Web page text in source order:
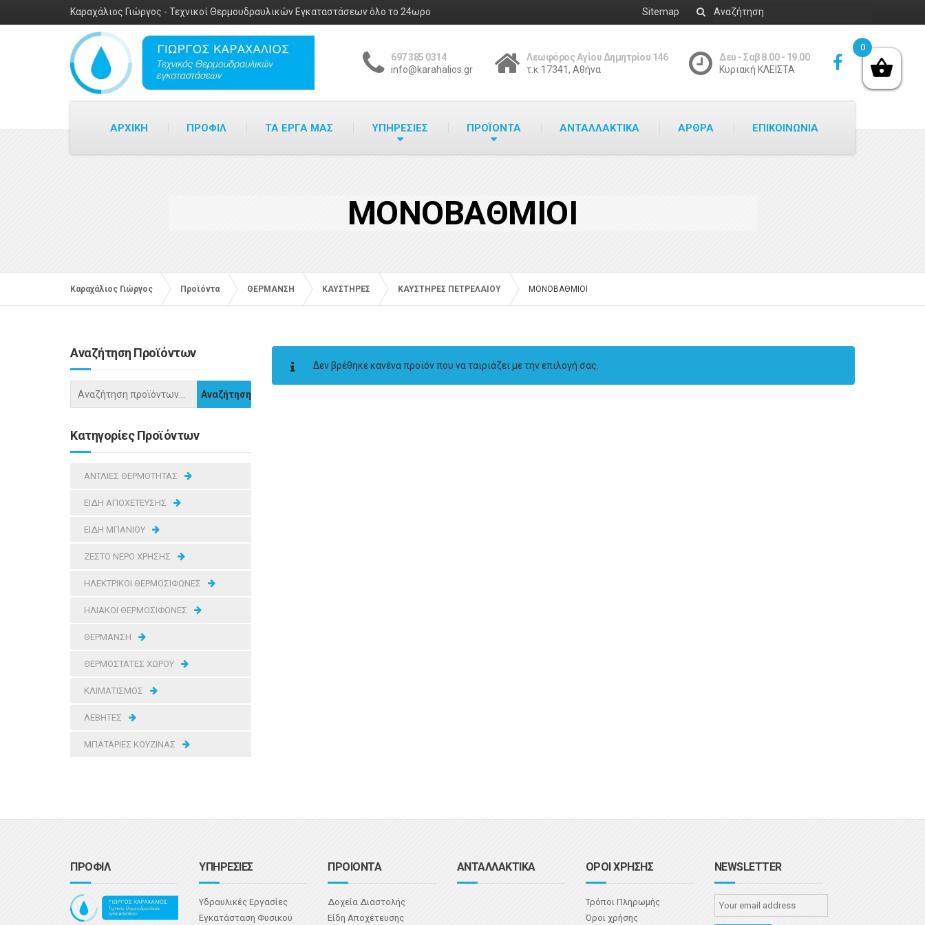
Καραχάλιος Γιώργος - Τεχνικοί Θερμουδραυλικών Εγκαταστάσεων όλο το 24ωρο Sitemap
697 385 0314
info@karahalios.gr
Λεωφόρος Αγίου Δημητρίου 146
τ.κ 17341, Αθήνα
Δευ - Σαβ 8.00 - 19.00
Κυριακή ΚΛΕΙΣΤΑ
ΑΡΧΙΚΗ ΠΡΟΦΙΛ ΤΑ ΕΡΓΑ ΜΑΣ ΥΠΗΡΕΣΙΕΣ ΠΡΟΪΟΝΤΑ ΑΝΤΑΛΛΑΚΤΙΚΑ ΑΡΘΡΑ ΕΠΙΚΟΙΝΩΝΙΑ
ΜΟΝΟΒΑΘΜΙΟΙ
Καραχάλιος Γιώργος Προϊόντα ΘΕΡΜΑΝΣΗ ΚΑΥΣΤΗΡΕΣ ΚΑΥΣΤΗΡΕΣ ΠΕΤΡΕΛΑΙΟΥ ΜΟΝΟΒΑΘΜΙΟΙ
Δεν βρέθηκε κανένα προϊόν που να ταιριάζει με την επιλογή σας.
Αναζήτηση Προϊόντων
Κατηγορίες Προϊόντων
ΑΝΤΛΙΕΣ ΘΕΡΜΟΤΗΤΑΣ
ΕΙΔΗ ΑΠΟΧΕΤΕΥΣΗΣ
ΕΙΔΗ ΜΠΑΝΙΟΥ
ΖΕΣΤΟ ΝΕΡΟ ΧΡΗΣΗΣ
ΗΛΕΚΤΡΙΚΟΙ ΘΕΡΜΟΣΙΦΩΝΕΣ
ΗΛΙΑΚΟΙ ΘΕΡΜΟΣΙΦΩΝΕΣ
ΘΕΡΜΑΝΣΗ
ΘΕΡΜΟΣΤΑΤΕΣ ΧΩΡΟΥ
ΚΛΙΜΑΤΙΣΜΟΣ
ΛΕΒΗΤΕΣ
ΜΠΑΤΑΡΙΕΣ ΚΟΥΖΙΝΑΣ
ΠΡΟΦΙΛ ΥΠΗΡΕΣΙΕΣ
Υδραυλικές Εργασίες
Εγκατάσταση Φυσικού
ΠΡΟΙΟΝΤΑ
Δοχεία Διαστολής
Είδη Αποχέτευσης
ΑΝΤΑΛΛΑΚΤΙΚΑ ΟΡΟΙ ΧΡΗΣΗΣ
Τρόποι Πληρωμής
Όροι χρήσης
NEWSLETTER
0